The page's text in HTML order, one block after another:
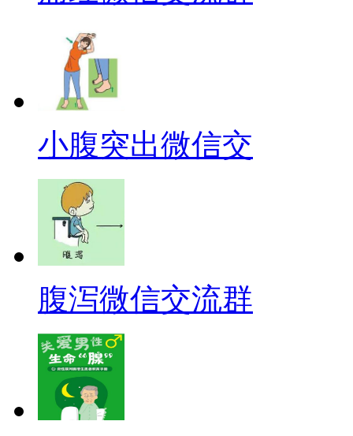
小腹突出微信交
腹泻微信交流群